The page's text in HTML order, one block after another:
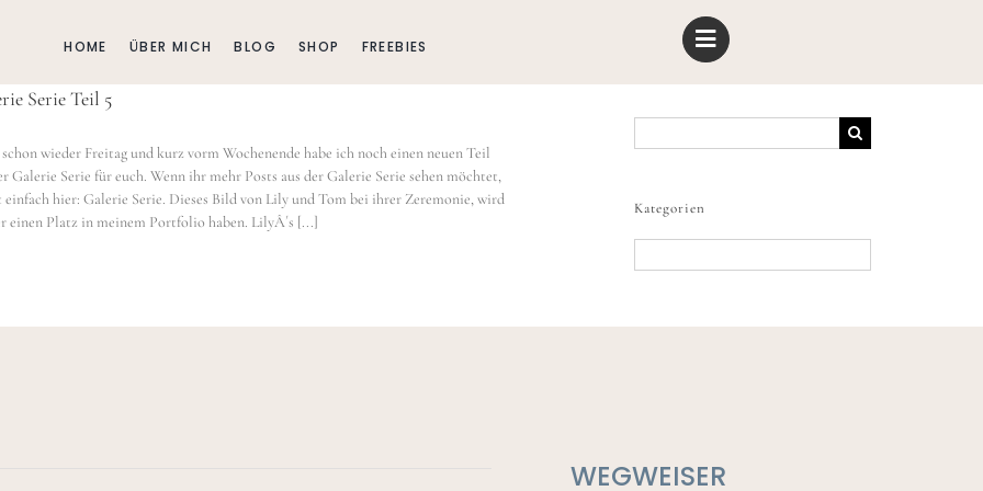
HOME ÜBER MICH BLOG SHOP FREEBIES
Serie Teil 5
schon wieder Freitag und kurz vorm Wochenende habe ich noch einen neuen Teil
Galerie Serie für euch. Wenn ihr mehr Posts aus der Galerie Serie sehen möchtet,
hier: Galerie Serie. Dieses Bild von Lily und Tom bei ihrer Zeremonie, wird
einen Platz in meinem Portfolio haben. LilyÂ´s [...]
nach:
Kategorien
WEGWEISER